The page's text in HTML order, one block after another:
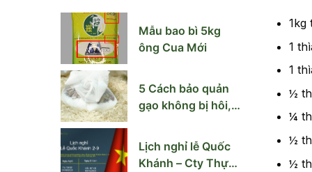
Mẫu bao bì 5kg
ông Cua Mới
5 Cách bảo quản
gạo không bị hôi,
Lịch nghỉ lễ Quốc
Khánh – Cty Thực
1kg
1
1
½
¼
½
½